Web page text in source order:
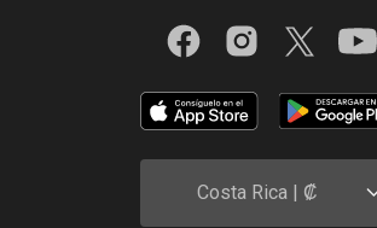
Costa Rica | ₡